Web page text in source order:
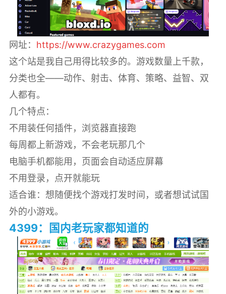
网址： https://www.crazygames.com
这个站是我自己用得比较多的。游戏数量上千款，
分类也全——动作、射击、体育、策略、益智、双
人都有。
几个特点：
不用装任何插件，浏览器直接跑
每周都上新游戏，不会老玩那几个
电脑手机都能用，页面会自动适应屏幕
不用登录，点开就能玩
适合谁：想随便找个游戏打发时间，或者想试试国
外的小游戏。
4399：国内老玩家都知道的